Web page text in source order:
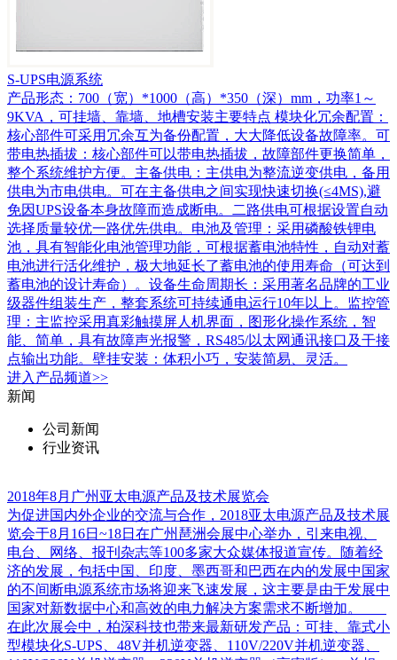
S-UPS电源系统
产品形态：700（宽）*1000（高）*350（深）mm，功率1～
9KVA，可挂墙、靠墙、地槽安装主要特点 模块化冗余配置：
核心部件可采用冗余互为备份配置，大大降低设备故障率。可
带电热插拔：核心部件可以带电热插拔，故障部件更换简单，
整个系统维护方便。主备供电：主供电为整流逆变供电，备用
供电为市电供电。可在主备供电之间实现快速切换(≤4MS),避
免因UPS设备本身故障而造成断电。二路供电可根据设置自动
选择质量较优一路优先供电。电池及管理：采用磷酸铁锂电
池，具有智能化电池管理功能，可根据蓄电池特性，自动对蓄
电池进行活化维护，极大地延长了蓄电池的使用寿命（可达到
蓄电池的设计寿命）。设备生命周期长：采用著名品牌的工业
级器件组装生产，整套系统可持续通电运行10年以上。监控管
理：主监控采用真彩触摸屏人机界面，图形化操作系统，智
能、简单，具有故障声光报警，RS485/以太网通讯接口及干接
点输出功能。壁挂安装：体积小巧，安装简易、灵活。
进入 产品频道>>
新闻
公司新闻
行业资讯
2018年8月广州亚太电源产品及技术展览会
为促进国内外企业的交流与合作，2018亚太电源产品及技术展
览会于8月16日~18日在广州琶洲会展中心举办，引来电视、
电台、网络、报刊杂志等100多家大众媒体报道宣传。随着经
济的发展，包括中国、印度、墨西哥和巴西在内的发展中国家
的不间断电源系统市场将迎来飞速发展，这主要是由于发展中
国家对新数据中心和高效的电力解决方案需求不断增加。
在此次展会中，柏深科技也带来最新研发产品：可挂、靠式小
型模块化S-UPS、48V并机逆变器、110V/220V并机逆变器、